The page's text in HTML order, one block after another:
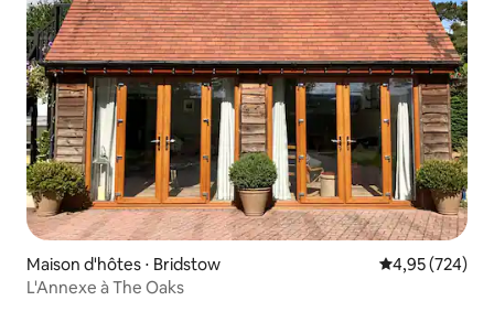
Maison d'hôtes ⋅ Bridstow Évaluation
4,95 (724)
L'Annexe à The Oaks